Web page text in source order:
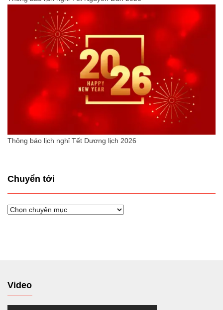
Thông báo lịch nghỉ Tết Dương lịch 2026
Chuyển tới
Chuyển
Video